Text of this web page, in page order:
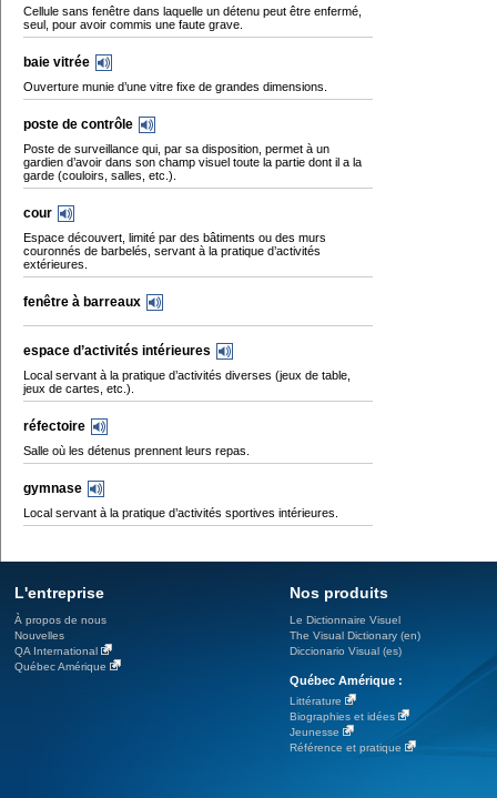
Cellule sans fenêtre dans laquelle un détenu peut être enfermé,
seul, pour avoir commis une faute grave.
baie vitrée
Ouverture munie d’une vitre fixe de grandes dimensions.
poste de contrôle
Poste de surveillance qui, par sa disposition, permet à un
gardien d’avoir dans son champ visuel toute la partie dont il a la
garde (couloirs, salles, etc.).
cour
Espace découvert, limité par des bâtiments ou des murs
couronnés de barbelés, servant à la pratique d’activités
extérieures.
fenêtre à barreaux
espace d’activités intérieures
Local servant à la pratique d’activités diverses (jeux de table,
jeux de cartes, etc.).
réfectoire
Salle où les détenus prennent leurs repas.
gymnase
Local servant à la pratique d’activités sportives intérieures.
L'entreprise
À propos de nous
Nouvelles
QA International
Québec Amérique
Nos produits
Le Dictionnaire Visuel
The Visual Dictionary (en)
Diccionario Visual (es)
Québec Amérique :
Littérature
Biographies et idées
Jeunesse
Référence et pratique